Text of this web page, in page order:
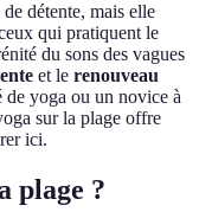
détente, mais elle
qui pratiquent le
du sons des vagues
et le renouveau
de yoga ou un novice à
sur la plage offre
ici.
plage ?